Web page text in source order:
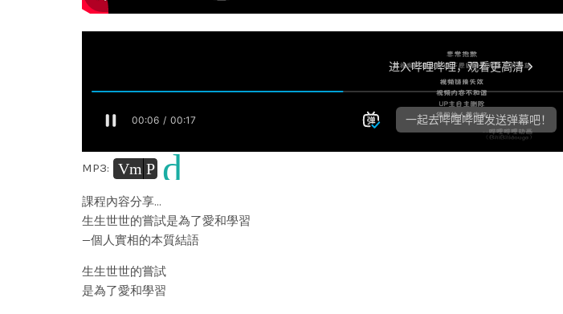
MP3: Vm P d
課程內容分享…
生生世世的嘗試是為了愛和學習
—個人實相的本質結語
生生世世的嘗試
是為了愛和學習